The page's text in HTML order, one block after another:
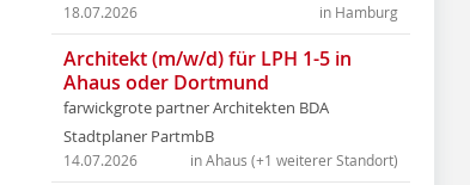
in Hamburg
18.07.2026
Architekt (m/w/d) für LPH 1-5 in
Ahaus oder Dortmund
farwickgrote partner Architekten BDA
Stadtplaner PartmbB
in Ahaus (+1 weiterer Standort)
14.07.2026